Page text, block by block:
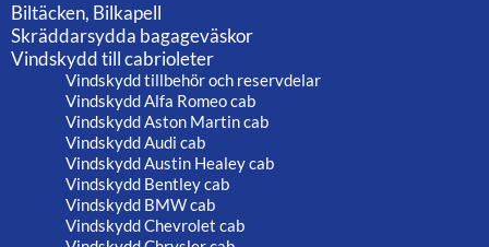
Biltäcken, Bilkapell
Skräddarsydda bagageväskor
Vindskydd till cabrioleter
Vindskydd tillbehör och reservdelar
Vindskydd Alfa Romeo cab
Vindskydd Aston Martin cab
Vindskydd Audi cab
Vindskydd Austin Healey cab
Vindskydd Bentley cab
Vindskydd BMW cab
Vindskydd Chevrolet cab